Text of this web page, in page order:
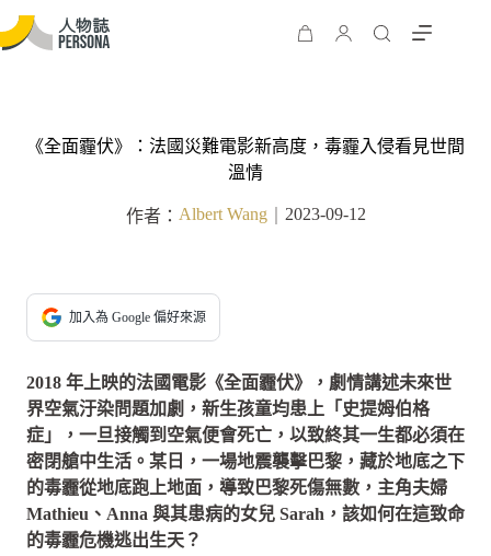
《全面霾伏》：法國災難電影新高度，毒霾入侵看見世間
溫情
作者： Albert Wang｜ 2023-09-12
加入為 Google 偏好來源
2018 年上映的法國電影《全面霾伏》，劇情講述未來世
界空氣汙染問題加劇，新生孩童均患上「史提姆伯格
症」，一旦接觸到空氣便會死亡，以致終其一生都必須在
密閉艙中生活。某日，一場地震襲擊巴黎，藏於地底之下
的毒霾從地底跑上地面，導致巴黎死傷無數，主角夫婦
Mathieu、Anna 與其患病的女兒 Sarah，該如何在這致命
的毒霾危機逃出生天？